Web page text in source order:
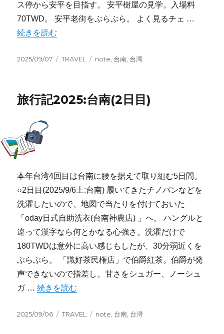
ス停から安平を目指す。 安平樹屋の見学。入場料
70TWD。 安平老街をぶらぶら。 よく見るチェ …
“旅行記2025:台南(3日目)” の
続きを読む
投
2025/09/07
カ
ー
TRAVEL
タ
note 台南 台湾
旅行記2025:台南(2日目)
本年台湾4回目は台南に腰を据えて取り組む5日間。
○2日目(2025/9/6土:台南) 履いてきたチノパンなどを
洗濯したいので、地図で当たりを付けておいた
「oday日式自助洗衣(台南神農店) 」へ。 ハングルと
違って漢字なら何とかなる心強さ。洗濯だけで
180TWDは意外に高い感じもしたが、30分弱近くを
ぶらぶら。 「識好茶民権店」で伯爵紅茶。伯爵が発
声できないので指差し。甘さをシュガー、ノーシュ
ガ …“旅行記2025:台南(2日目)” の
続きを読む
投
2025/09/06
カ
TRAVEL
タ
note 台南 台湾